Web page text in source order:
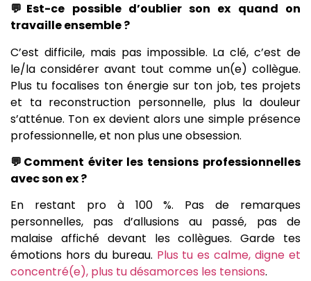
💬Est-ce possible d’oublier son ex quand on
travaille ensemble ?
C’est difficile, mais pas impossible. La clé, c’est de
le/la considérer avant tout comme un(e) collègue.
Plus tu focalises ton énergie sur ton job, tes projets
et ta reconstruction personnelle, plus la douleur
s’atténue. Ton ex devient alors une simple présence
professionnelle, et non plus une obsession.
💬Comment éviter les tensions professionnelles
avec son ex ?
En restant pro à 100 %. Pas de remarques
personnelles, pas d’allusions au passé, pas de
malaise affiché devant les collègues. Garde tes
émotions hors du bureau. Plus tu es calme, digne et
concentré(e), plus tu désamorces les tensions.